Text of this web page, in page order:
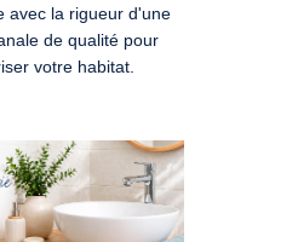
avec la rigueur d'une
de qualité pour
votre habitat.